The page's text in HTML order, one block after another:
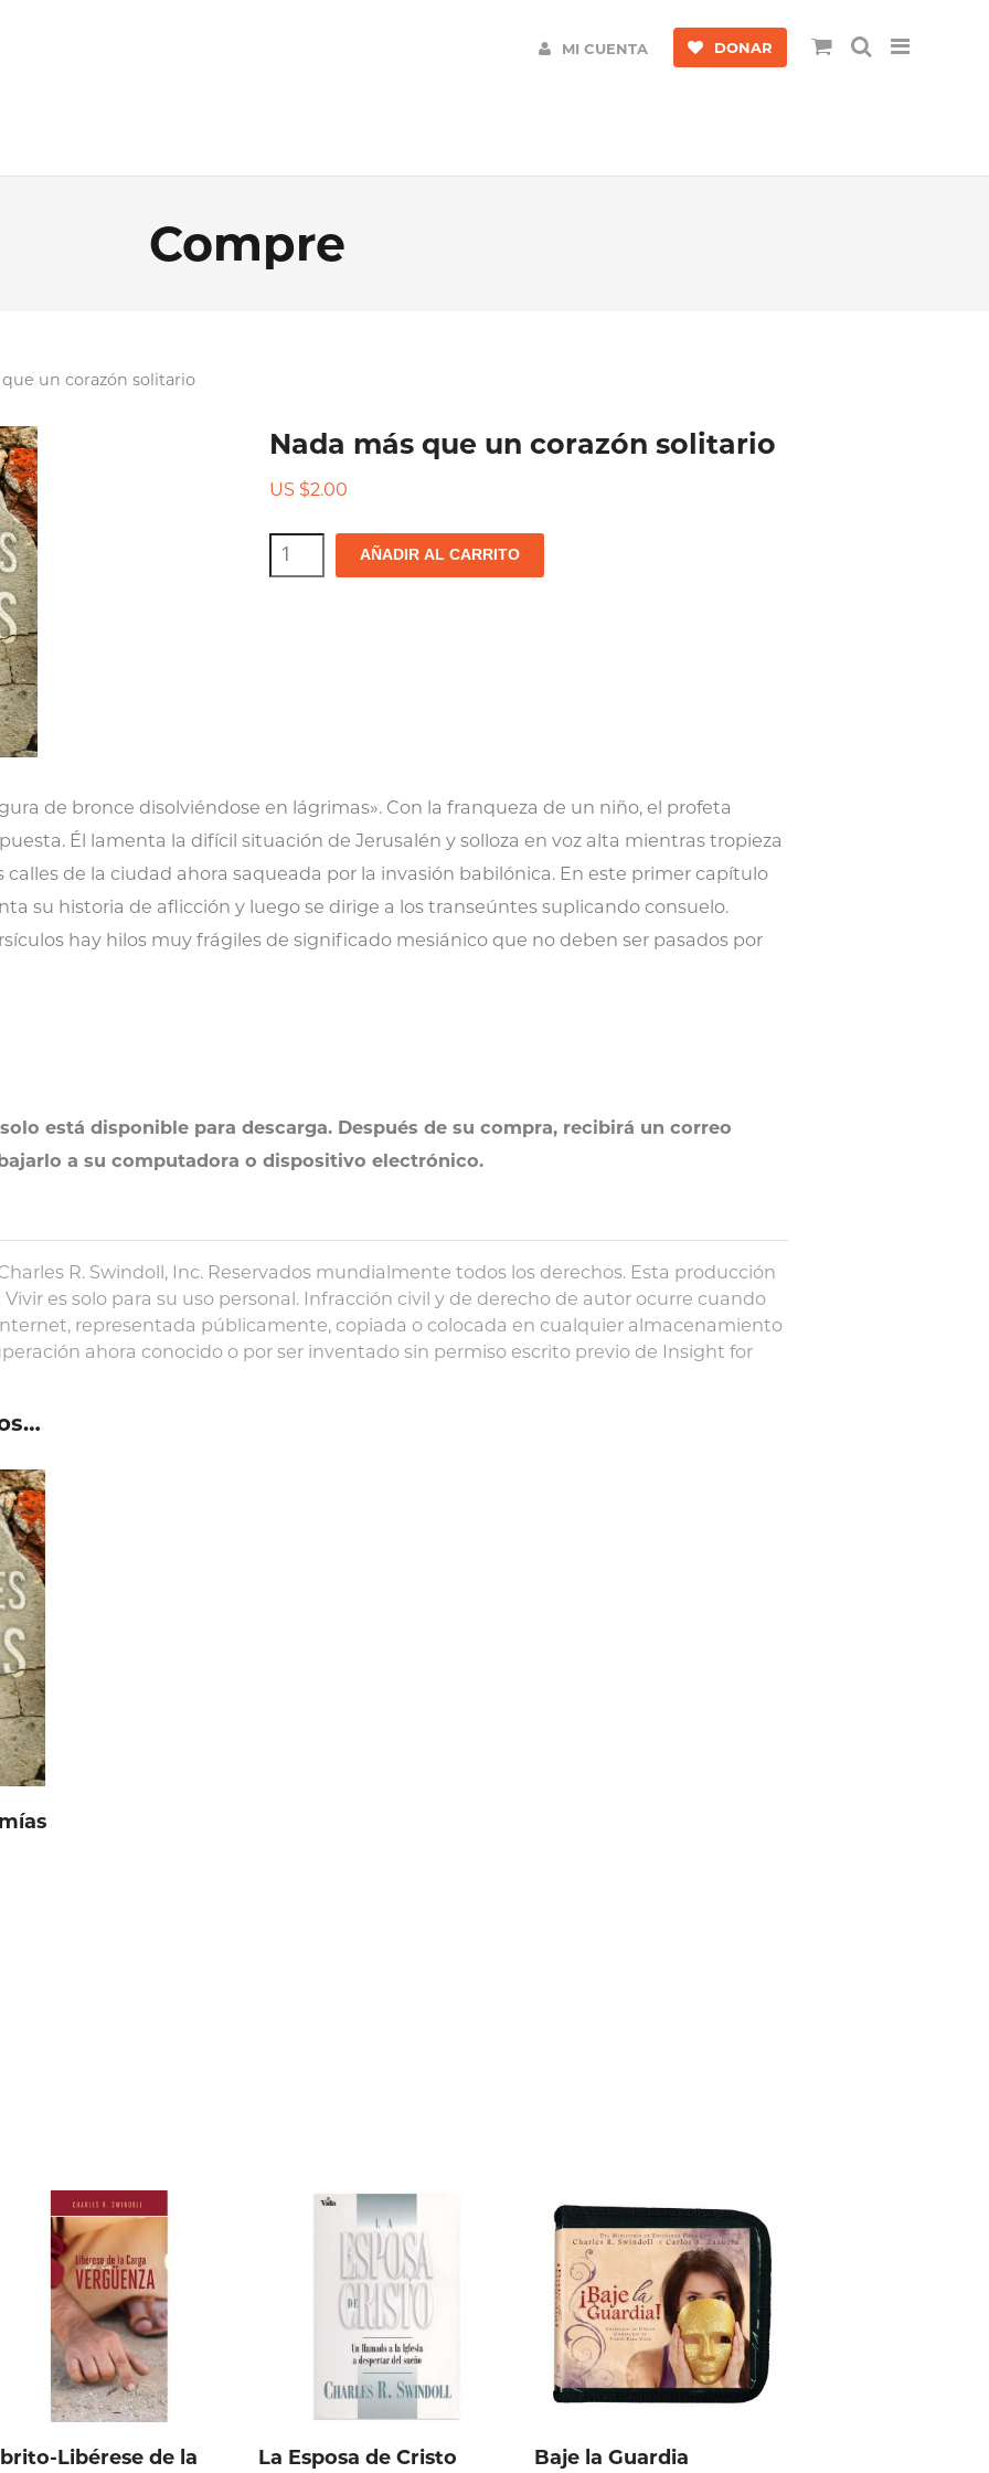
MI CUENTA DONAR
Compre
un corazón solitario
Nada más que un corazón solitario
US $2.00
Nada
más
AÑADIR AL CARRITO
de bronce disolviéndose en lágrimas». Con la franqueza de un niño, el profeta
Él lamenta la difícil situación de Jerusalén y solloza en voz alta mientras tropieza
calles de la ciudad ahora saqueada por la invasión babilónica. En este primer capítulo
su historia de aflicción y luego se dirige a los transeúntes suplicando consuelo.
hay hilos muy frágiles de significado mesiánico que no deben ser pasados por
está disponible para descarga. Después de su compra, recibirá un correo
a su computadora o dispositivo electrónico.
R. Swindoll, Inc. Reservados mundialmente todos los derechos. Esta producción
es solo para su uso personal. Infracción civil y de derecho de autor ocurre cuando
representada públicamente, copiada o colocada en cualquier almacenamiento
ahora conocido o por ser inventado sin permiso escrito previo de Insight for
Libérese de la
La Esposa de Cristo Baje la Guardia